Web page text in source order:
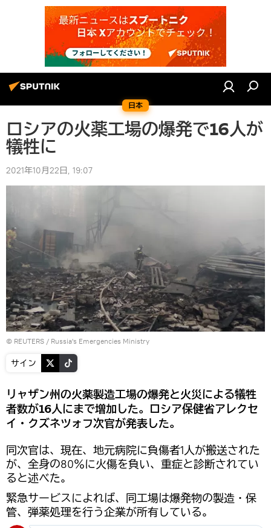
日本
ロシアの火薬工場の爆発で16人が
犠牲に
2021年10月22日, 19:07
© REUTERS / Russia's Emergencies Ministry
サイン
リャザン州の火薬製造工場の爆発と火災による犠牲
者数が16人にまで増加した。ロシア保健省アレクセ
イ・クズネツォフ次官が発表した。
同次官は、現在、地元病院に負傷者1人が搬送された
が、全身の80％に火傷を負い、重症と診断されてい
ると述べた。
緊急サービスによれば、同工場は爆発物の製造・保
管、弾薬処理を行う企業が所有している。